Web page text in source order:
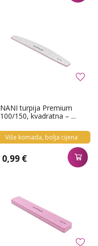
NANI turpija Premium
100/150, kvadratna – ...
Više komada, bolja cijena
0,99 €